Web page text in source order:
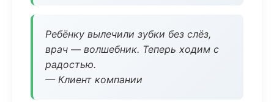
Ребёнку вылечили зубки без слёз,
врач — волшебник. Теперь ходим с
радостью.
— Клиент компании